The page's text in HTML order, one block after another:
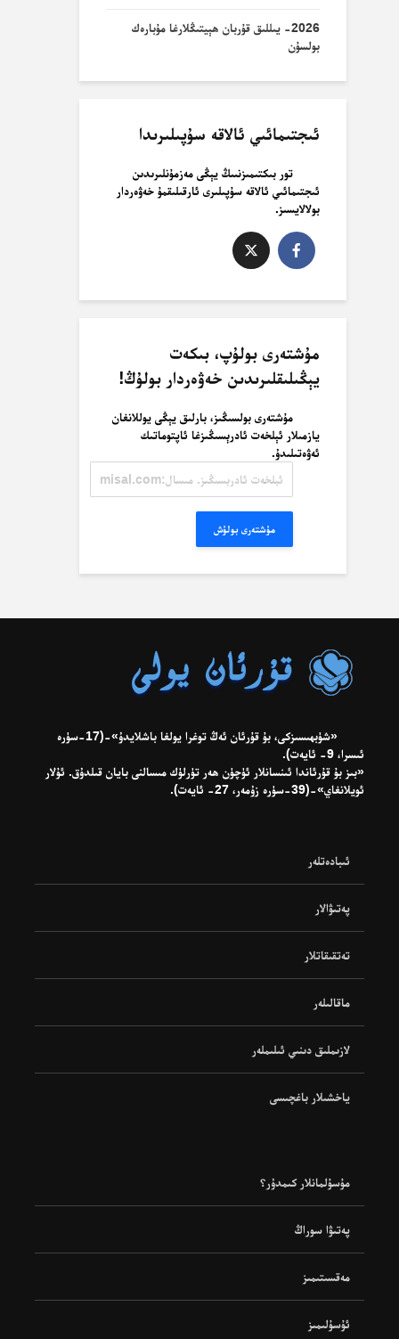
2026- يىللىق قۇربان ھېيتىڭلارغا مۇبارەك
بولسۇن
ئىجتىمائىي ئالاقە سۇپىلىرىدا
تور بىكتىمىزنىىڭ يېڭى مەزمۇنلىرىدىن
ئىجتىمائىي ئالاقە سۇپىلىرى ئارقىلىقمۇ خەۋەردار
بولالايسىز.
مۇشتەرى بولۇپ، بىكەت
يېڭىلىقلىرىدىن خەۋەردار بولۇڭ!
مۇشتەرى بولسىڭىز، بارلىق يېڭى يوللانغان
يازمىلار ئېلخەت ئادرېسىڭىزغا ئاپتوماتىك
ئەۋەتىلىدۇ.
ئادرېسىڭىز.
مۇشتەرى بولۇش
«شۈبھىسىزكى، بۇ قۇرئان ئەڭ توغرا يولغا باشلايدۇ»-(17-سۈرە
ئىسرا، 9- ئايەت).
«بىز بۇ قۇرئاندا ئىنسانلار ئۈچۈن ھەر تۈرلۈك مىسالنى بايان قىلدۇق. ئۇلار
ئويلانغاي»-(39-سۈرە زۇمەر، 27- ئايەت).
ئىبادەتلەر
پەتىۋالار
تەتقىقاتلار
ماقالىلەر
لازىملىق دىنىي ئىلىملەر
ياخشىلار باغچىسى
مۇسۇلمانلار كىمدۇر؟
پەتىۋا سوراڭ
مەقسىتىمىز
ئۇسۇلىمىز